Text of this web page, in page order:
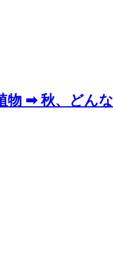
物 ➡ 秋、どん